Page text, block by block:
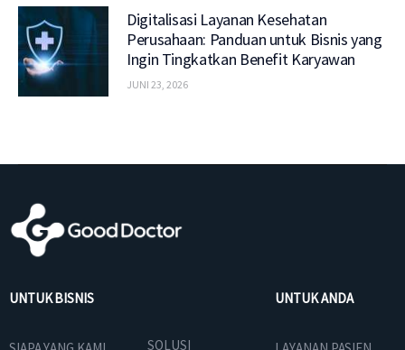
Digitalisasi Layanan Kesehatan
Perusahaan: Panduan untuk Bisnis yang
Ingin Tingkatkan Benefit Karyawan
JUNI 23, 2026
UNTUK BISNIS
SOLUSI
UNTUK ANDA